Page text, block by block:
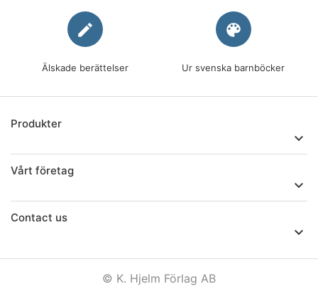
edit
Älskade berättelser
palette
Ur svenska barnböcker
Produkter

Vårt företag

Contact us

© K. Hjelm Förlag AB